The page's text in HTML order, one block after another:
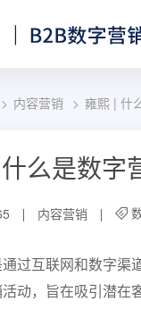
内容营销 雍熙 | 什
么是数字
内容营销
过互联网和数字渠
动，旨在吸引潜在